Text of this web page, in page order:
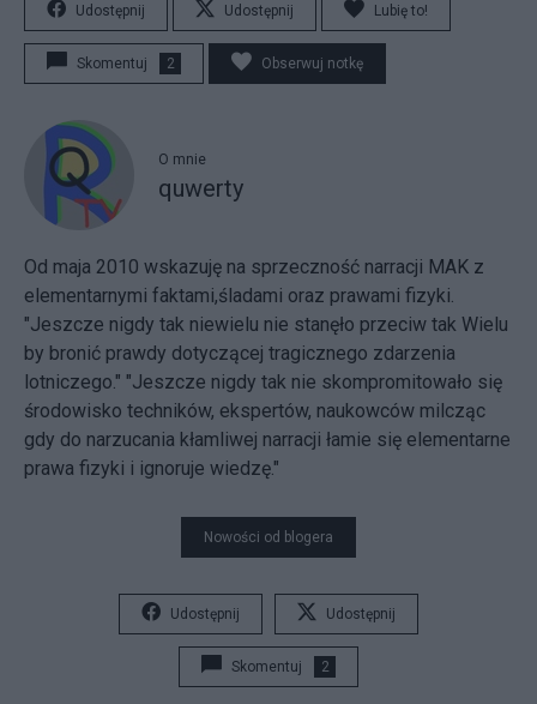
Udostępnij Udostępnij Lubię to!
Skomentuj 2 Obserwuj notkę
O mnie
quwerty
Od maja 2010 wskazuję na sprzeczność narracji MAK z
elementarnymi faktami,śladami oraz prawami fizyki.
"Jeszcze nigdy tak niewielu nie stanęło przeciw tak Wielu
by bronić prawdy dotyczącej tragicznego zdarzenia
lotniczego." "Jeszcze nigdy tak nie skompromitowało się
środowisko techników, ekspertów, naukowców milcząc
gdy do narzucania kłamliwej narracji łamie się elementarne
prawa fizyki i ignoruje wiedzę."
Nowości od blogera
Udostępnij Udostępnij
Skomentuj 2